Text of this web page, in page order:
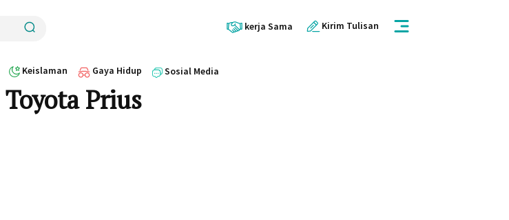
kerja Sama Kirim Tulisan
Keislaman Gaya Hidup Sosial Media
Toyota Prius